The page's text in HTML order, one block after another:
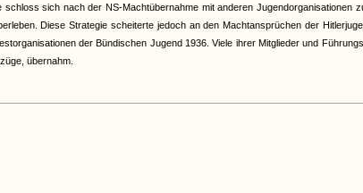
sich nach der NS-Machtübernahme mit anderen Jugendorganisationen
Diese Strategie scheiterte jedoch an den Machtansprüchen der
der Bündischen Jugend 1936. Viele ihrer Mitglieder und
übernahm.